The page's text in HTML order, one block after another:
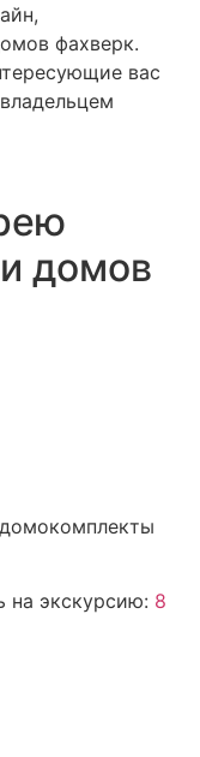
фахверк.
вас
домов
на экскурсию: 8